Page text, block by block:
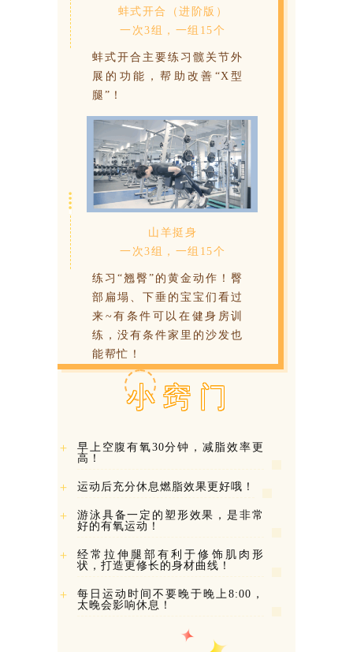
蚌式开合（进阶版）
一次3组，一组15个
蚌式开合主要练习髋关节外
展的功能，帮助改善“X型
腿”！
山羊挺身
一次3组，一组15个
练习“翘臀”的黄金动作！臀
部扁塌、下垂的宝宝们看过
来~有条件可以在健身房训
练，没有条件家里的沙发也
能帮忙！
小 窍 门
＋
早上空腹有氧30分钟，减脂效率更
高！
＋ 运动后充分休息燃脂效果更好哦！
＋
游泳具备一定的塑形效果，是非常
好的有氧运动！
＋
经常拉伸腿部有利于修饰肌肉形
状，打造更修长的身材曲线！
＋
每日运动时间不要晚于晚上8:00，
太晚会影响休息！